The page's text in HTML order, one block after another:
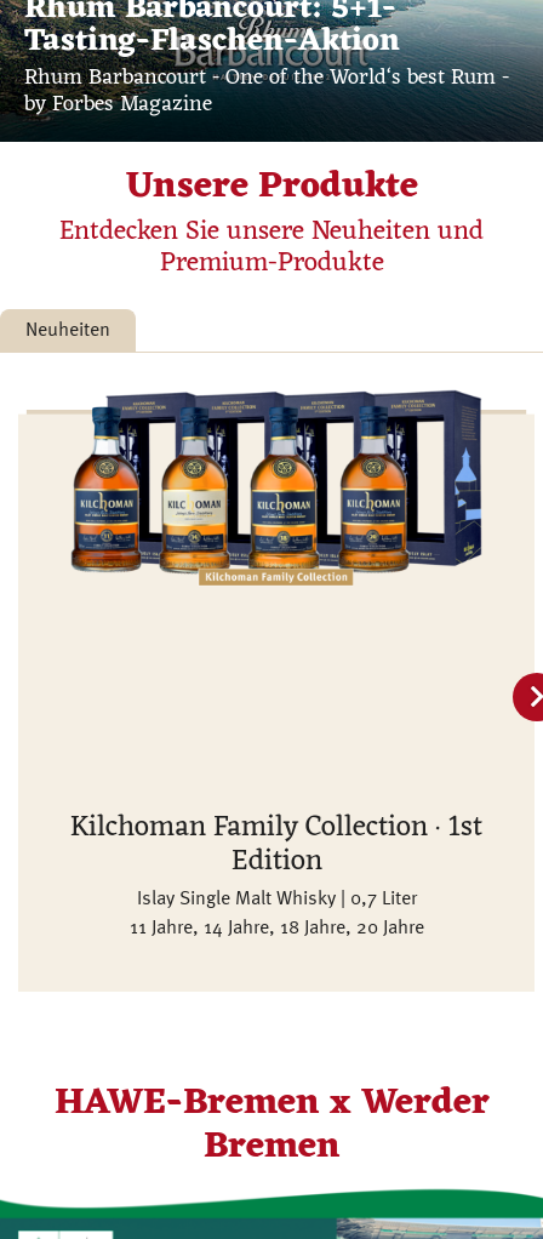
Tasting-Flaschen-Aktion
Rhum Barbancourt - One of the World‘s best Rum -
by Forbes Magazine
Unsere Produkte
Entdecken Sie unsere Neuheiten und
Premium-Produkte
Neuheiten
Kilchoman Family Collection · 1st
Edition
Islay Single Malt Whisky | 0,7 Liter
11 Jahre, 14 Jahre, 18 Jahre, 20 Jahre
HAWE-Bremen x Werder
Bremen